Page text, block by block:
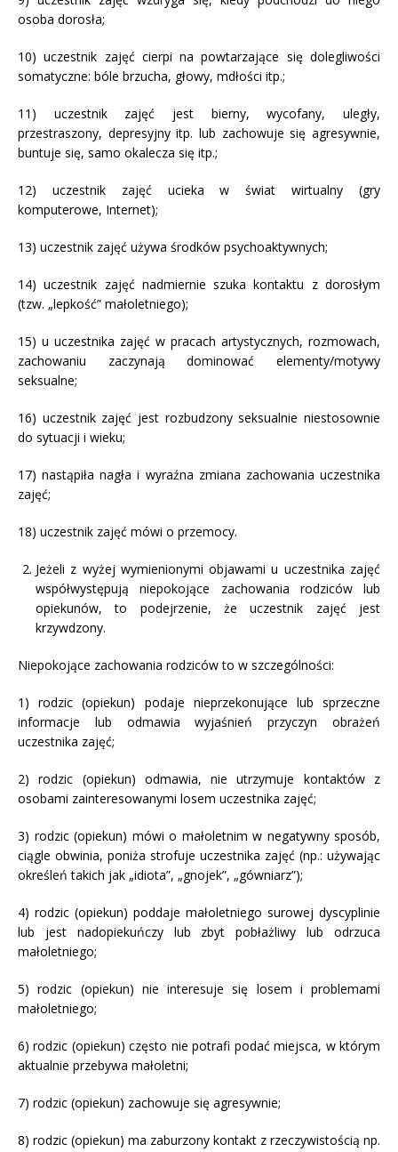
osoba dorosła;
10) uczestnik zajęć cierpi na powtarzające się dolegliwości
somatyczne: bóle brzucha, głowy, mdłości itp.;
11) uczestnik zajęć jest bierny, wycofany, uległy,
przestraszony, depresyjny itp. lub zachowuje się agresywnie,
buntuje się, samo okalecza się itp.;
12) uczestnik zajęć ucieka w świat wirtualny (gry
komputerowe, Internet);
13) uczestnik zajęć używa środków psychoaktywnych;
14) uczestnik zajęć nadmiernie szuka kontaktu z dorosłym
(tzw. „lepkość” małoletniego);
15) u uczestnika zajęć w pracach artystycznych, rozmowach,
zachowaniu zaczynają dominować elementy/motywy
seksualne;
16) uczestnik zajęć jest rozbudzony seksualnie niestosownie
do sytuacji i wieku;
17) nastąpiła nagła i wyraźna zmiana zachowania uczestnika
zajęć;
18) uczestnik zajęć mówi o przemocy.
Jeżeli z wyżej wymienionymi objawami u uczestnika zajęć
współwystępują niepokojące zachowania rodziców lub
opiekunów, to podejrzenie, że uczestnik zajęć jest
krzywdzony.
Niepokojące zachowania rodziców to w szczególności:
1) rodzic (opiekun) podaje nieprzekonujące lub sprzeczne
informacje lub odmawia wyjaśnień przyczyn obrażeń
uczestnika zajęć;
2) rodzic (opiekun) odmawia, nie utrzymuje kontaktów z
osobami zainteresowanymi losem uczestnika zajęć;
3) rodzic (opiekun) mówi o małoletnim w negatywny sposób,
ciągle obwinia, poniża strofuje uczestnika zajęć (np.: używając
określeń takich jak „idiota”, „gnojek”, „gówniarz”);
4) rodzic (opiekun) poddaje małoletniego surowej dyscyplinie
lub jest nadopiekuńczy lub zbyt pobłażliwy lub odrzuca
małoletniego;
5) rodzic (opiekun) nie interesuje się losem i problemami
małoletniego;
6) rodzic (opiekun) często nie potrafi podać miejsca, w którym
aktualnie przebywa małoletni;
7) rodzic (opiekun) zachowuje się agresywnie;
8) rodzic (opiekun) ma zaburzony kontakt z rzeczywistością np.